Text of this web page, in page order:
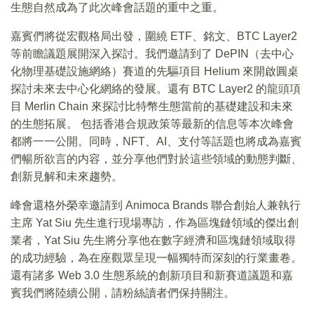
生態自然成為了此次峰會話題的重中之重。
嘉賓們將從宏觀格局出發，圍繞 ETF、銘文、BTC Layer2
等前瞻議題展開深入探討。我們邀請到了 DePIN（去中心
化物理基礎設施網絡）賽道的先驅項目 Helium 來開啟圓桌
探討未來去中心化網絡的發展。還有 BTC Layer2 的龍頭項
目 Merlin Chain 來探討比特幣生態當前的基礎建設和未來
的生態拓展。 包括香港合規政策等最新的信息等本次峰會
都將一一公開。同時，NFT、AI、支付等話題也將成為嘉賓
們暢所欲言的内容，並分享他們對於這些領域的動態判斷、
創新見解和未來趨勢。
峰會還格外榮幸邀請到 Animoca Brands 聯合創始人兼執行
主席 Yat Siu 先生進行現場專訪，作為區塊鏈領域的傑出創
業者，Yat Siu 先生將分享他在數字經濟和區塊鏈領域取得
的成功經驗，為在座觀眾呈現一幅獨特而深刻的行業畫卷。
還有諸多 Web 3.0 生態系統的創新項目和新賽道議題和嘉
賓我們將陸續公開，請粉絲讀者們保持關注。